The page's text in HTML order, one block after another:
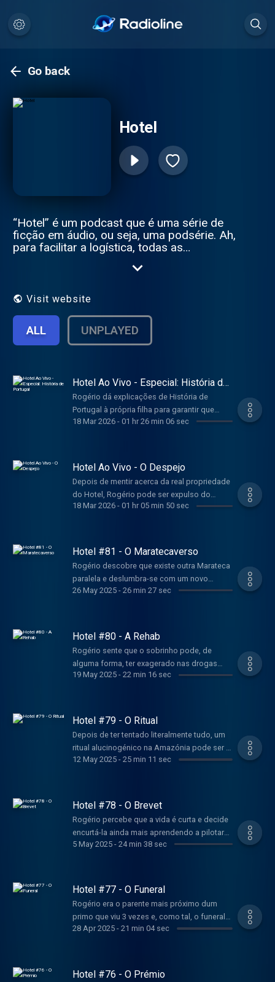
Go back
Hotel
“Hotel” é um podcast que é uma série de
ficção em áudio, ou seja, uma podsérie. Ah,
para facilitar a logística, todas as
Visit website
ALL UNPLAYED
Hotel Ao Vivo - Especial: História de
Portugal
Rogério dá explicações de História de
Portugal à própria filha para garantir que
conclui o 12.º Ano e vai para a faculdade, tão
09.06.2025)
18 Mar 2026- 01 hr 26 min 06 sec
Hotel Ao Vivo - O Despejo
Depois de mentir acerca da real propriedade
do Hotel, Rogério pode ser expulso do
imóvel que todos julgavam seu. (Episódio
18 Mar 2026- 01 hr 05 min 50 sec
Hotel #81 - O Maratecaverso
Rogério descobre que existe outra Marateca
paralela e deslumbra-se com um novo
mundo de possibilidades.
26 May 2025- 26 min 27 sec
Hotel #80 - A Rehab
Rogério sente que o sobrinho pode, de
alguma forma, ter exagerado nas drogas
leves e obriga-o a tratar-se.
19 May 2025- 22 min 16 sec
Hotel #79 - O Ritual
Depois de ter tentado literalmente tudo, um
ritual alucinogénico na Amazónia pode ser a
solução para Rogério.
12 May 2025- 25 min 11 sec
Hotel #78 - O Brevet
Rogério percebe que a vida é curta e decide
encurtá-la ainda mais aprendendo a pilotar
aviões.
5 May 2025- 24 min 38 sec
Hotel #77 - O Funeral
Rogério era o parente mais próximo dum
primo que viu 3 vezes e, como tal, o funeral
fica a seu cargo.
28 Apr 2025- 21 min 04 sec
Hotel #76 - O Prémio